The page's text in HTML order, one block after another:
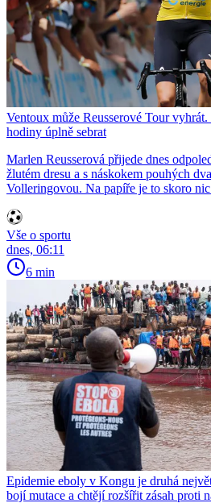
Ventoux může Reusserové Tour
hodiny úplně sebrat
Marlen Reusserová přijede dnes
žlutém dresu a s náskokem pouhých
Volleringovou. Na papíře je to skoro
Vše o sportu
dnes, 06:11
6 min
Epidemie eboly v Kongu je druhá
bojí mutace a chtějí rozšířit zásah proti